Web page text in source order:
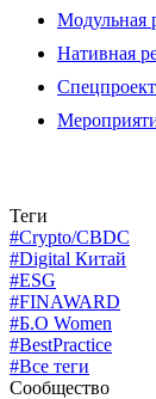
Модульная
Нативная
Теги
#Crypto/CBDC
#Digital Китай
#ESG
#FINAWARD
#Б.О Women
#BestPractice
#Все теги
Сообщество